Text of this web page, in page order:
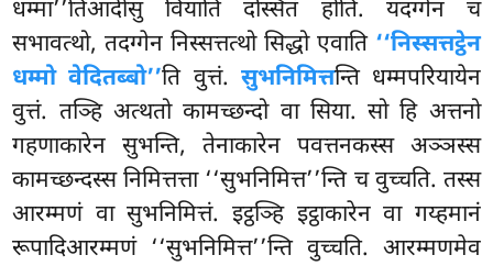
धम्मा’’तिआदीसु वियाति दस्सितं होति. यदग्गेन च
सभावत्थो, तदग्गेन निस्सत्तत्थो सिद्धो एवाति ‘‘निस्सत्तट्ठेन
धम्मो वेदितब्बो’’ति वुत्तं. सुभनिमित्तन्ति धम्मपरियायेन
वुत्तं. तञ्हि अत्थतो कामच्छन्दो वा सिया. सो हि अत्तनो
गहणाकारेन सुभन्ति, तेनाकारेन पवत्तनकस्स अञ्ञस्स
कामच्छन्दस्स निमित्तत्ता ‘‘सुभनिमित्त’’न्ति च वुच्चति. तस्स
आरम्मणं वा सुभनिमित्तं. इट्ठञ्हि इट्ठाकारेन वा गय्हमानं
रूपादिआरम्मणं ‘‘सुभनिमित्त’’न्ति वुच्चति. आरम्मणमेव